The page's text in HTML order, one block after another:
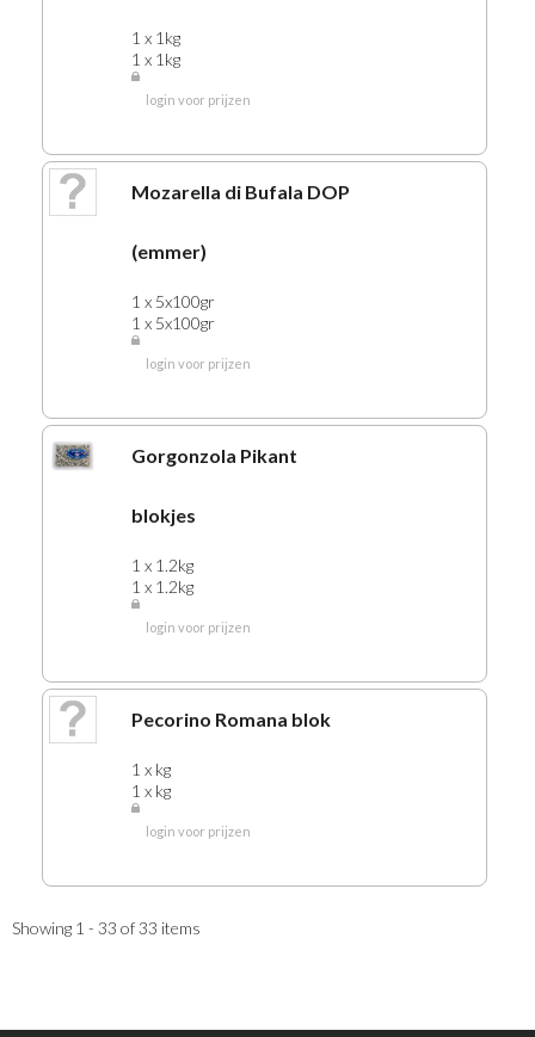
1 x 1kg
1 x 1kg
login voor prijzen
Mozarella di Bufala DOP
(emmer)
1 x 5x100gr
1 x 5x100gr
login voor prijzen
Gorgonzola Pikant
blokjes
1 x 1.2kg
1 x 1.2kg
login voor prijzen
Pecorino Romana blok
1 x kg
1 x kg
login voor prijzen
Showing 1 - 33 of 33 items